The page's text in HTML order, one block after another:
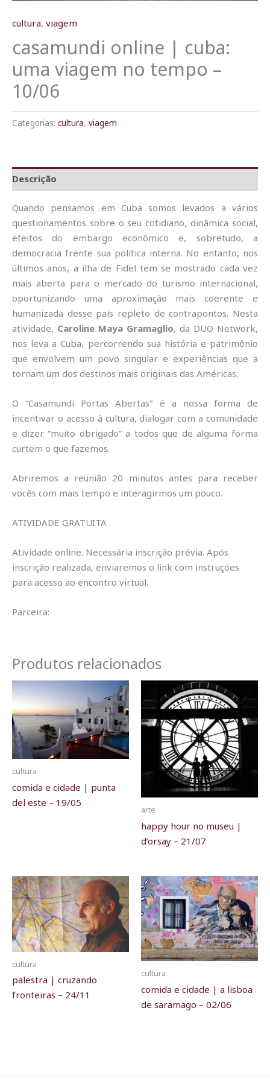
cultura, viagem
casamundi online | cuba:
uma viagem no tempo –
10/06
Categorias: cultura, viagem
Descrição
Quando pensamos em Cuba somos levados a vários
questionamentos sobre o seu cotidiano, dinâmica social,
efeitos do embargo econômico e, sobretudo, a
democracia frente sua política interna. No entanto, nos
últimos anos, a ilha de Fidel tem se mostrado cada vez
mais aberta para o mercado do turismo internacional,
oportunizando uma aproximação mais coerente e
humanizada desse país repleto de contrapontos. Nesta
atividade, Caroline Maya Gramaglio, da DUO Network,
nos leva a Cuba, percorrendo sua história e patrimônio
que envolvem um povo singular e experiências que a
tornam um dos destinos mais originais das Américas.
O “Casamundi Portas Abertas” é a nossa forma de
incentivar o acesso à cultura, dialogar com a comunidade
e dizer “muito obrigado” a todos que de alguma forma
curtem o que fazemos.
Abriremos a reunião 20 minutos antes para receber
vocês com mais tempo e interagirmos um pouco.
ATIVIDADE GRATUITA
Atividade online. Necessária inscrição prévia. Após
inscrição realizada, enviaremos o link com instruções
para acesso ao encontro virtual.
Parceira:
Produtos relacionados
cultura
comida e cidade | punta
del este – 19/05
arte
happy hour no museu |
d’orsay – 21/07
cultura
palestra | cruzando
fronteiras – 24/11
cultura
comida e cidade | a lisboa
de saramago – 02/06